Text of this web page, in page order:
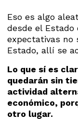
Eso es algo
desde el
expectativas no
Estado, allí se
Lo que sí es
quedarán sin
actividad
económico,
otro lugar.